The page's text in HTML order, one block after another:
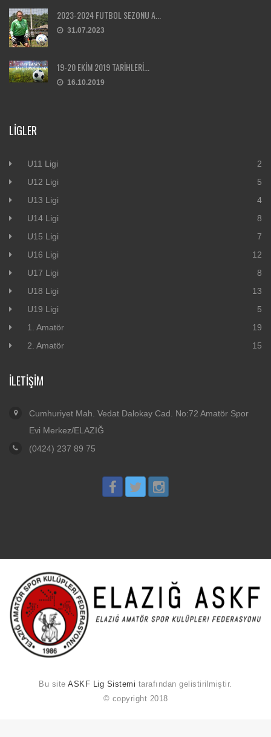
2023-2024 FUTBOL SEZONU A...
31.07.2023
19-20 EKİM 2019 TARİHLERİ...
16.10.2019
LIGLER
U11 Ligi
2
U12 Ligi
5
U13 Ligi
4
U14 Ligi
8
U15 Ligi
7
U16 Ligi
12
U17 Ligi
8
U18 Ligi
13
U19 Ligi
5
1. Amatör
19
2. Amatör
15
İLETIŞIM
Cumhuriyet Mah. Vedat Dalokay Cad. No:72 Amatör Spor
Evi Merkez/ELAZIĞ
(0424) 237 89 75
Bu siteASKF Lig Sistemi tarafından gelistirilmiştir.
© copyright 2018